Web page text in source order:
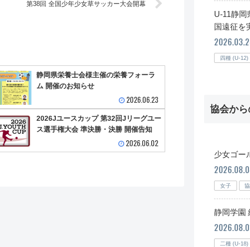
第38回 全国少年少女草サッカー大会開幕
静岡県栄養士会様主催の栄養フォーラ
ム 開催のお知らせ
2026.06.23
2026Jユースカップ 第32回Jリーグユー
ス選手権大会 準決勝・決勝 開催告知
2026.06.02
U-11静岡
国遠征を
四種 (U-12)
協会か
少女ゴー
女子
静岡学園
二種 (U-18)